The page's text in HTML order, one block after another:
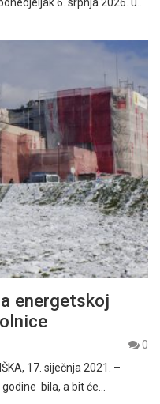
energetskoj
0
17. siječnja 2021. –
bila, a bit će…